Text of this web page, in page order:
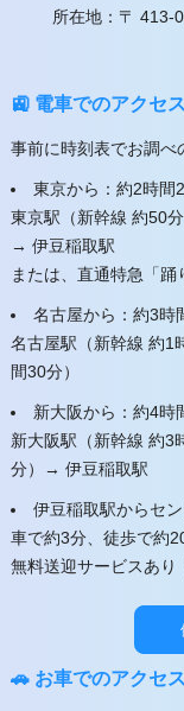
所在地：〒 413-
🚉 電車でのアクセス
事前に時刻表でお調べ
東京から：約2時間
東京駅（新幹線 約50
→ 伊豆稲取駅
または、直通特急「
名古屋から：約3時
名古屋駅（新幹線 約1
間30分）
新大阪から：約4時
新大阪駅（新幹線 約
分）→ 伊豆稲取駅
伊豆稲取駅からセ
車で約3分、徒歩で約
無料送迎サービスあり
🚗 お車でのアクセス